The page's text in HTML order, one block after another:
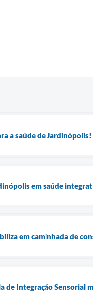
a saúde de Jardinópolis!
em saúde
em caminhada de
de Integração Sensorial